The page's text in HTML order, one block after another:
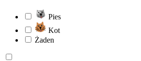
Pies
Kot
Żaden